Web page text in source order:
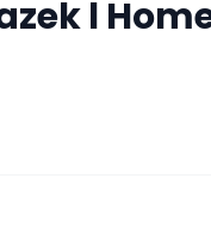
l